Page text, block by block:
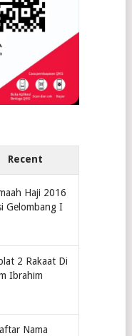
Recent
Haji 2016
Gelombang I
2 Rakaat Di
Ibrahim
Nama